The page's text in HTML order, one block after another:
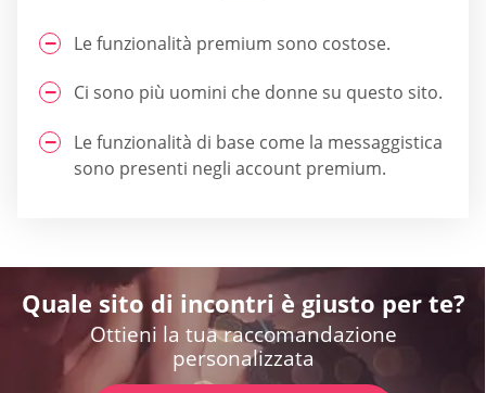
Le funzionalità premium sono costose.
Ci sono più uomini che donne su questo sito.
Le funzionalità di base come la messaggistica
sono presenti negli account premium.
Quale sito di incontri è giusto per te?
Ottieni la tua raccomandazione
personalizzata